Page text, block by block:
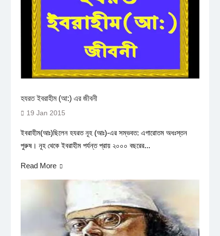
হযরত ইবরাহীম (আ:) এর জীবনী
19 Jan 2015
ইবরাহীম(আঃ)ছিলেন হযরত নূহ (আঃ)-এর সম্ভবত: এগারোতম অধঃস্তন
পুরুষ। নূহ থেকে ইবরাহীম পর্যন্ত প্রায় ২০০০ বছরের...
Read More